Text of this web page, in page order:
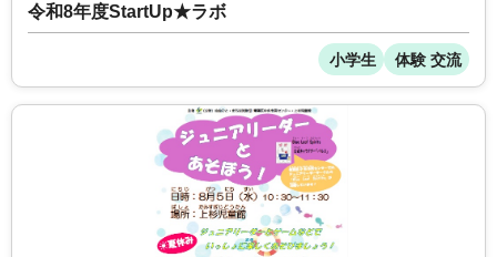
令和8年度StartUp★ラボ
小学生 体験 交流